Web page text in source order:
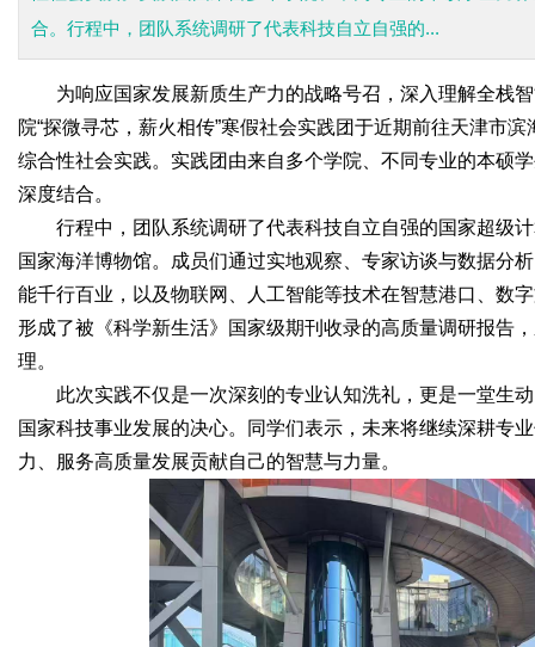
合。行程中，团队系统调研了代表科技自立自强的...
为响应国家发展新质生产力的战略号召，深入理解全栈
院“探微寻芯，薪火相传”寒假社会实践团于近期前往天津市
综合性社会实践。实践团由来自多个学院、不同专业的本硕
深度结合。
行程中，团队系统调研了代表科技自立自强的国家超级
国家海洋博物馆。成员们通过实地观察、专家访谈与数据分
能千行百业，以及物联网、人工智能等技术在智慧港口、数
形成了被《科学新生活》国家级期刊收录的高质量调研报告
理。
此次实践不仅是一次深刻的专业认知洗礼，更是一堂生
国家科技事业发展的决心。同学们表示，未来将继续深耕专
力、服务高质量发展贡献自己的智慧与力量。